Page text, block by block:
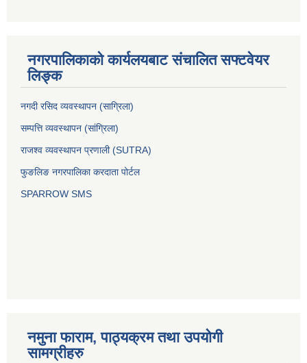
नगरपालिकाको कार्यलयबाट संचालित सफ्टवेयर
लिङ्क
नगदी रसिद व्यवस्थापन (साग्रिला)
सम्पत्ति व्यवस्थापन (सांग्रिला)
राजश्व व्यवस्थापन प्रणाली (SUTRA)
फुङलिङ नगरपालिका करदाता पोर्टल
SPARROW SMS
नमुना फाराम, पाठ्यक्रम तथा उपयोगी
सामग्रीहरु